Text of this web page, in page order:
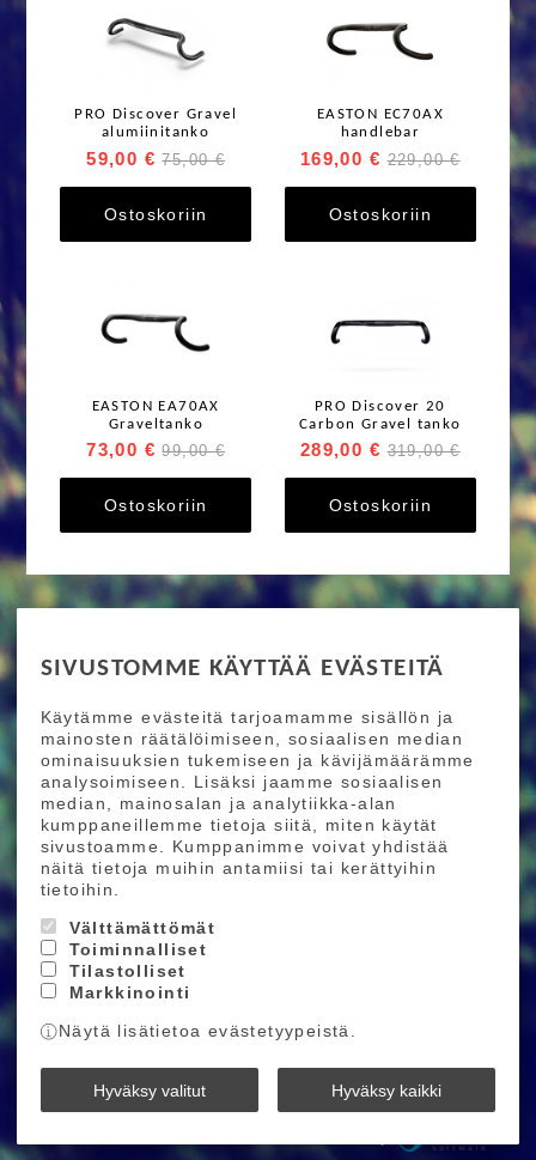
SIVUSTOMME KÄYTTÄÄ EVÄSTEITÄ
Käytämme evästeitä tarjoamamme sisällön ja
mainosten räätälöimiseen, sosiaalisen median
ominaisuuksien tukemiseen ja kävijämäärämme
analysoimiseen. Lisäksi jaamme sosiaalisen
median, mainosalan ja analytiikka-alan
kumppaneillemme tietoja siitä, miten käytät
sivustoamme. Kumppanimme voivat yhdistää
näitä tietoja muihin antamiisi tai kerättyihin
tietoihin.
Välttämättömät
Toiminnalliset
Tilastolliset
Markkinointi
Näytä lisätietoa evästetyypeistä.
Hyväksy valitut Hyväksy kaikki
PRO Discover Gravel
alumiinitanko
59,00 € 75,00 €
Ostoskoriin
EASTON EC70AX
handlebar
169,00 € 229,00 €
Ostoskoriin
EASTON EA70AX
Graveltanko
73,00 € 99,00 €
Ostoskoriin
PRO Discover 20
Carbon Gravel tanko
289,00 € 319,00 €
Ostoskoriin
Ride More – Pyöräkauppa ja pyörähuolto
Helsingissä
TILAA UUTISKIRJEEMME
Tilaamalla uutiskirjeemme saat uusimmat edut
suoraan sähköpostiisi.
Hyväksyn henkilötietojen tallentamisen (
Ride More © 2026